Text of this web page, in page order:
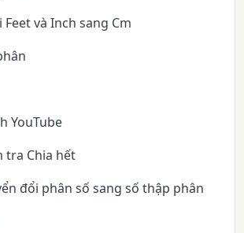
và Inch sang Cm
YouTube
tra Chia hết
đổi phân số sang số thập phân